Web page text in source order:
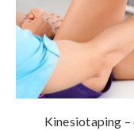
Kinesiotaping –